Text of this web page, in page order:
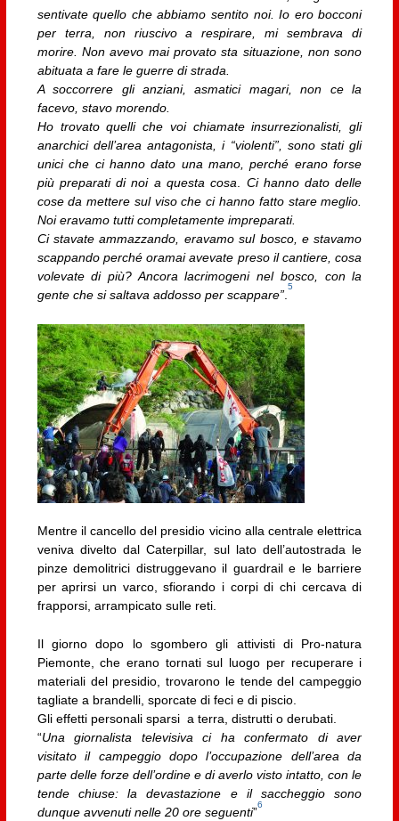
sentivate quello che abbiamo sentito noi. Io ero bocconi
per terra, non riuscivo a respirare, mi sembrava di
morire. Non avevo mai provato sta situazione, non sono
abituata a fare le guerre di strada.
A soccorrere gli anziani, asmatici magari, non ce la
facevo, stavo morendo.
Ho trovato quelli che voi chiamate insurrezionalisti, gli
anarchici dell’area antagonista, i “violenti”, sono stati gli
unici che ci hanno dato una mano, perché erano forse
più preparati di noi a questa cosa
Ci hanno dato delle
cose da mettere sul viso che ci hanno fatto stare meglio.
Noi eravamo tutti completamente impreparati.
Ci stavate ammazzando, eravamo sul bosco, e stavamo
scappando perché oramai avevate preso il cantiere, cosa
volevate di più? Ancora lacrimogeni nel bosco, con la
gente che si saltava addosso per scappare”.
5
Mentre il cancello del presidio vicino alla centrale elettrica
veniva divelto dal Caterpillar, sul lato dell’autostrada le
pinze demolitrici distruggevano il guardrail e le barriere
per aprirsi un varco, sfiorando i corpi di chi cercava di
frapporsi, arrampicato sulle reti.
Il giorno dopo lo sgombero gli attivisti di Pro-natura
Piemonte, che erano tornati sul luogo per recuperare i
materiali del presidio, trovarono le tende del campeggio
tagliate a brandelli, sporcate di feci e di piscio.
Gli effetti personali sparsi a terra, distrutti o derubati.
“Una giornalista televisiva ci ha confermato di aver
visitato il campeggio dopo l’occupazione dell’area da
parte delle forze dell’ordine e di averlo visto intatto, con le
tende chiuse: la devastazione e il saccheggio sono
dunque avvenuti nelle 20 ore seguenti”
6